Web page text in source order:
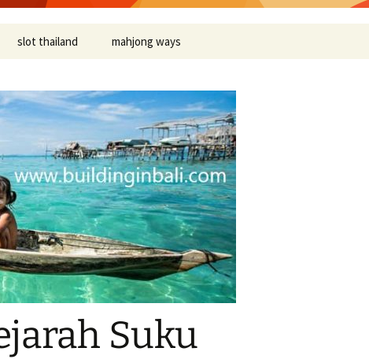
slot thailand mahjong ways
Suku